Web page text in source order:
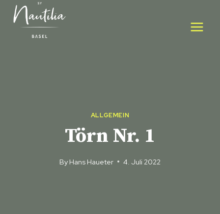
ALLGEMEIN
Törn Nr. 1
By Hans Haueter 4. Juli 2022